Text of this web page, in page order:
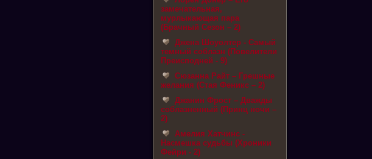
замечательная,
мурлыкающая пара
(Брачный Сезон – 2)
Джена Шоуолтер - Самый
темный соблазн (Повелители
Преисподней - 9)
Сюзанна Райт – Грешные
желания (Стая Феникс – 2)
Джанин Фрост – Дважды
соблазненный (Принц ночи –
2)
Амелия Хатчинс -
Насмешка судьбы (Хроники
Фейри - 2)